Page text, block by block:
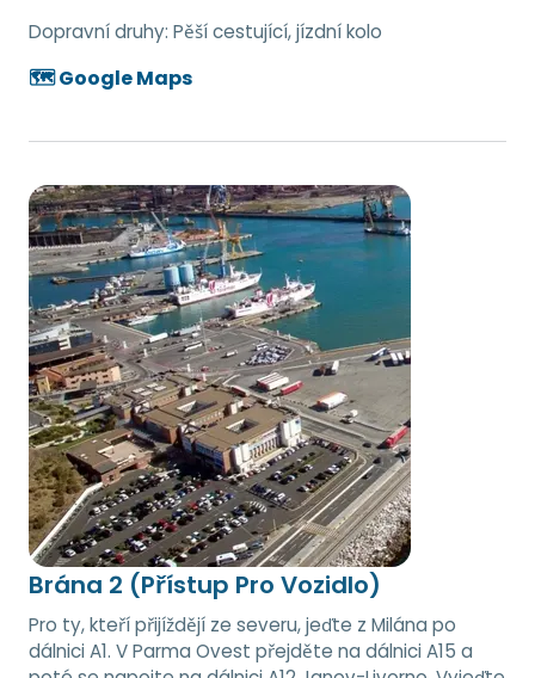
Dopravní druhy: Pěší cestující, jízdní kolo
🗺️ Google Maps
Brána 2 (Přístup Pro Vozidlo)
Pro ty, kteří přijíždějí ze severu, jeďte z Milána po
dálnici A1. V Parma Ovest přejděte na dálnici A15 a